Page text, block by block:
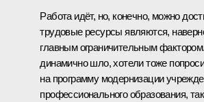
Работа идёт, но, конечно, можно
трудовые ресурсы являются,
главным ограничительным
динамично шло, хотели тоже
на программу модернизации
профессионального образования,